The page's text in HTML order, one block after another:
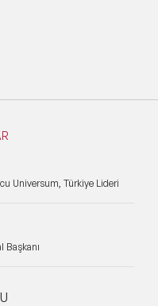
Universum, Türkiye Lideri
Başkanı